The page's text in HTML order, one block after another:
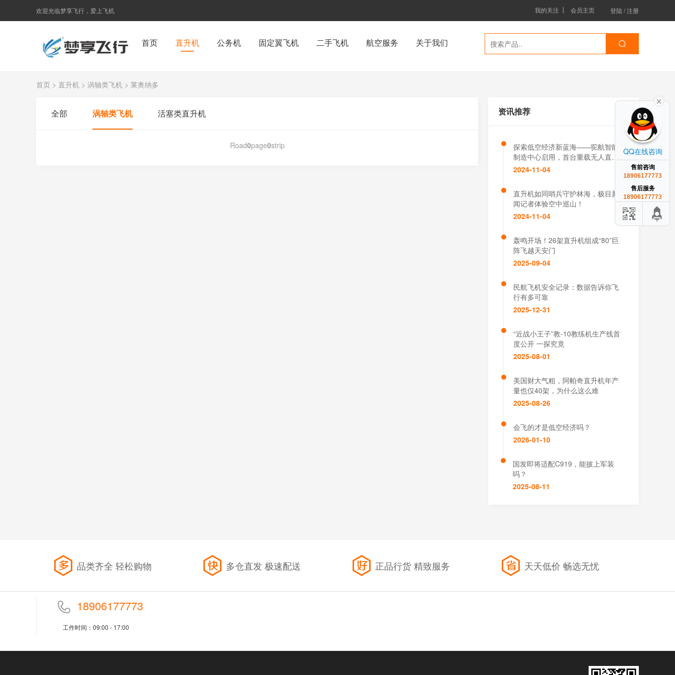
欢迎光临梦享飞行，爱上飞机 我的关注 会员主页 登陆/注册
首页 直升机 公务机 固定翼飞机 二手飞机 航空服务 关于我们
首页 > 直升机 > 涡轴类飞机 > 莱奥纳多
全部 涡轴类飞机 活塞类直升机
Road0page0strip
资讯推荐
探索低空经济新蓝海——驼航智能
制造中心启用，首台重载无人直升
机下线交付
2024-11-04
直升机如同哨兵守护林海，极目新
闻记者体验空中巡山！
2024-11-04
轰鸣开场！26架直升机组成“80”巨
阵飞越天安门
2025-09-04
民航飞机安全记录：数据告诉你飞
行有多可靠​
2025-12-31
“近战小王子”教-10教练机生产线首
度公开 一探究竟
2025-08-01
美国财大气粗，阿帕奇直升机年产
量也仅40架，为什么这么难
2025-08-26
会飞的才是低空经济吗？
2026-01-10
国发即将适配C919，能披上军装
吗？
2025-08-11
品类齐全 轻松购物 多仓直发 极速配送 正品行货 精致服务 天天低价 畅选无忧
18906177773
工作时间：09:00 - 17:00
QQ在线咨询
售前咨询
18906177773
售后服务
18906177773